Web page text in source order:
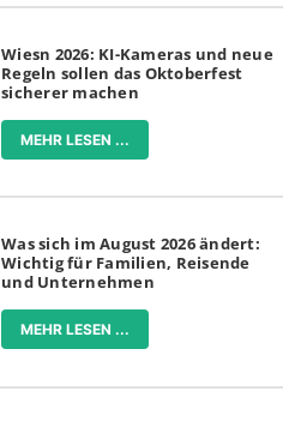
Wiesn 2026: KI-Kameras und neue
Regeln sollen das Oktoberfest
sicherer machen
MEHR LESEN ...
Was sich im August 2026 ändert:
Wichtig für Familien, Reisende
und Unternehmen
MEHR LESEN ...